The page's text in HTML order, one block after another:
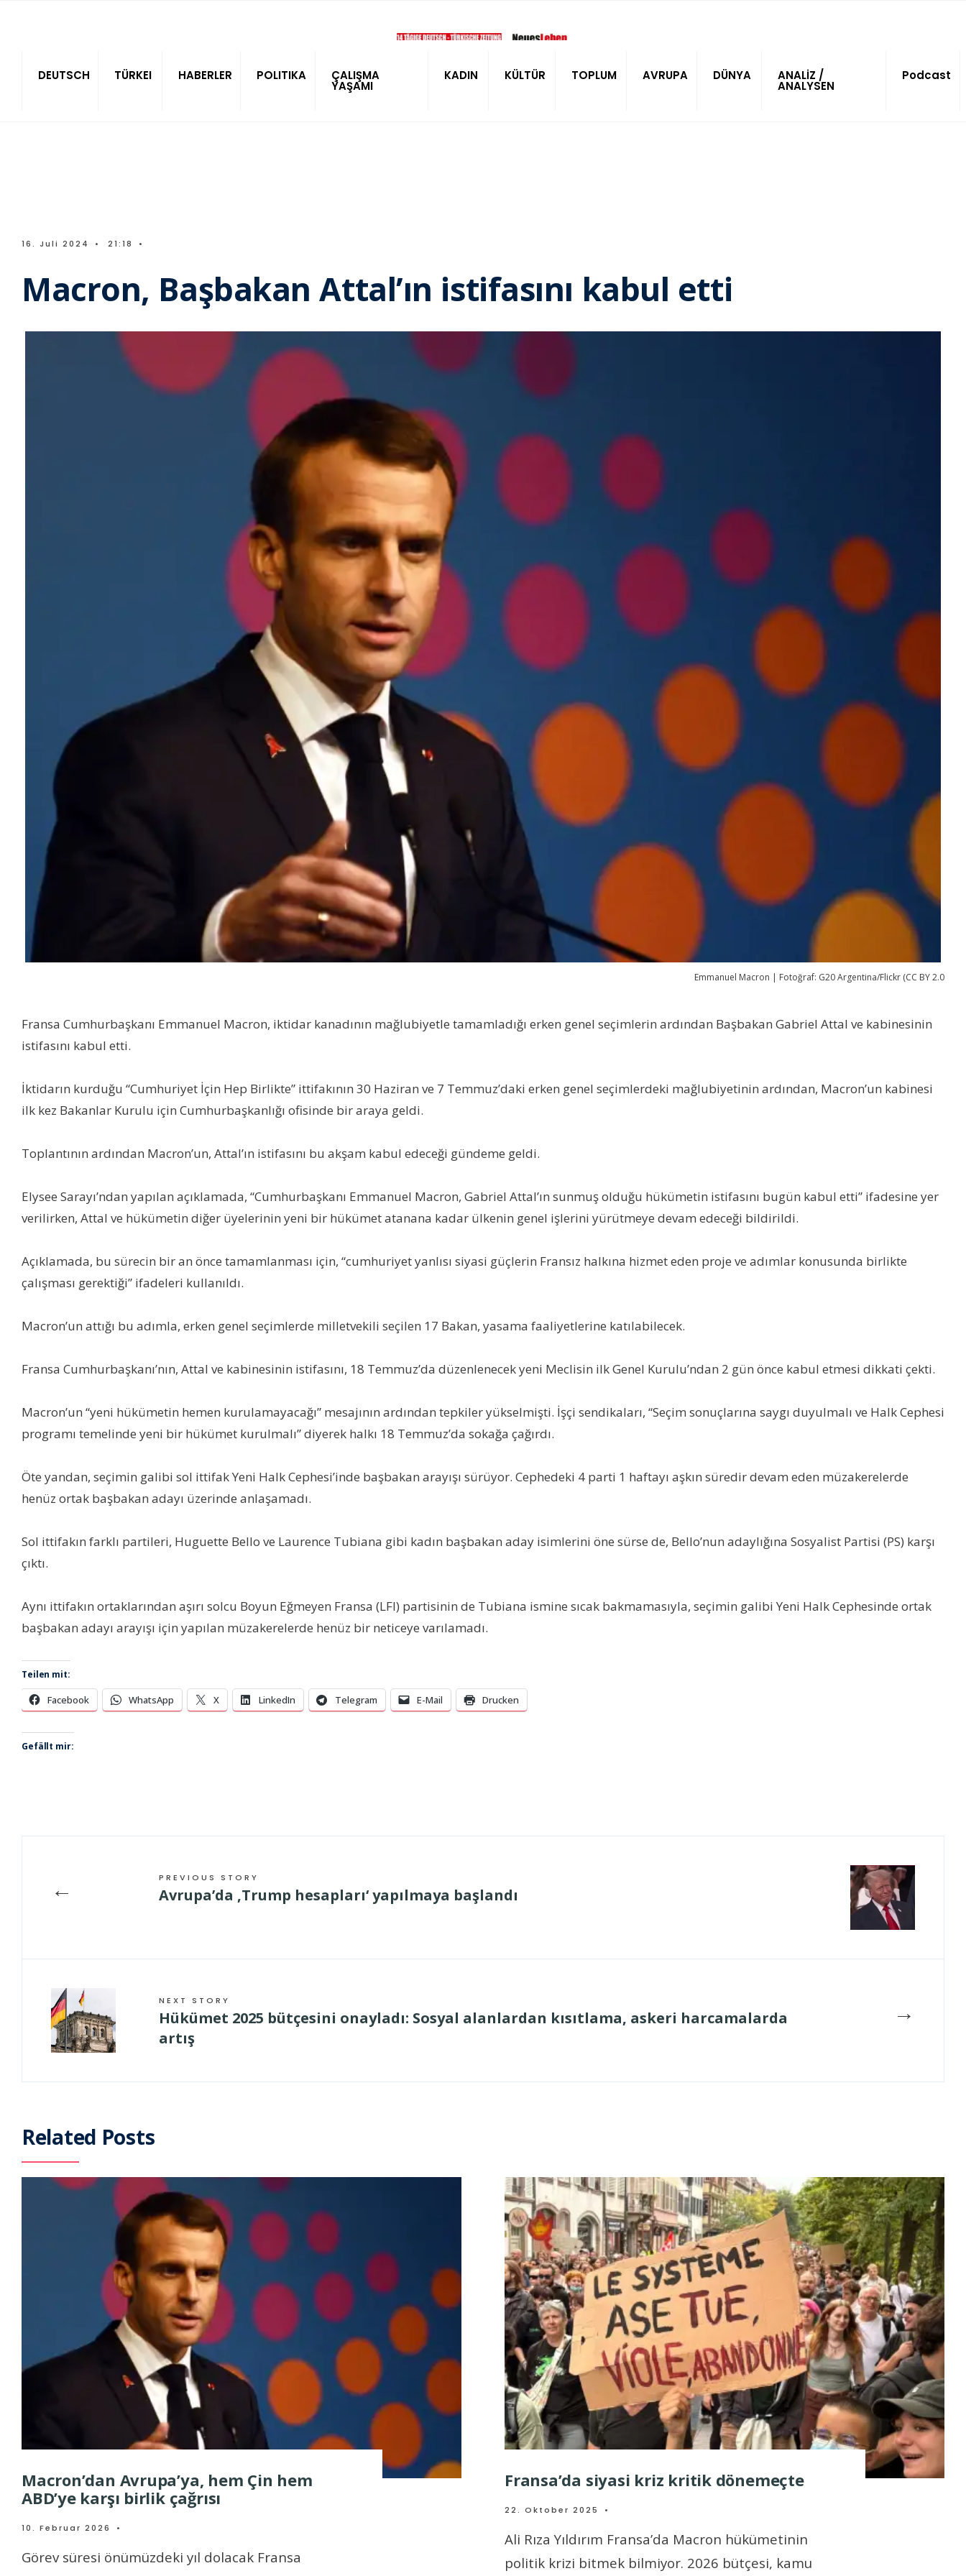
DEUTSCH TÜRKEI HABERLER POLITIKA ÇALIŞMA
YAŞAMI
KADIN KÜLTÜR TOPLUM AVRUPA DÜNYA ANALİZ /
ANALYSEN
Podcast
16. Juli 2024 • 21:18 •
Macron, Başbakan Attal’ın istifasını kabul etti
Emmanuel Macron | Fotoğraf: G20 Argentina/Flickr (CC BY 2.0
Fransa Cumhurbaşkanı Emmanuel Macron, iktidar kanadının mağlubiyetle tamamladığı erken genel seçimlerin ardından Başbakan Gabriel Attal ve kabinesinin
istifasını kabul etti.
İktidarın kurduğu “Cumhuriyet İçin Hep Birlikte” ittifakının 30 Haziran ve 7 Temmuz’daki erken genel seçimlerdeki mağlubiyetinin ardından, Macron’un kabinesi
ilk kez Bakanlar Kurulu için Cumhurbaşkanlığı ofisinde bir araya geldi.
Toplantının ardından Macron’un, Attal’ın istifasını bu akşam kabul edeceği gündeme geldi.
Elysee Sarayı’ndan yapılan açıklamada, “Cumhurbaşkanı Emmanuel Macron, Gabriel Attal’ın sunmuş olduğu hükümetin istifasını bugün kabul etti” ifadesine yer
verilirken, Attal ve hükümetin diğer üyelerinin yeni bir hükümet atanana kadar ülkenin genel işlerini yürütmeye devam edeceği bildirildi.
Açıklamada, bu sürecin bir an önce tamamlanması için, “cumhuriyet yanlısı siyasi güçlerin Fransız halkına hizmet eden proje ve adımlar konusunda birlikte
çalışması gerektiği” ifadeleri kullanıldı.
Macron’un attığı bu adımla, erken genel seçimlerde milletvekili seçilen 17 Bakan, yasama faaliyetlerine katılabilecek.
Fransa Cumhurbaşkanı’nın, Attal ve kabinesinin istifasını, 18 Temmuz’da düzenlenecek yeni Meclisin ilk Genel Kurulu’ndan 2 gün önce kabul etmesi dikkati çekti.
Macron’un “yeni hükümetin hemen kurulamayacağı” mesajının ardından tepkiler yükselmişti. İşçi sendikaları, “Seçim sonuçlarına saygı duyulmalı ve Halk Cephesi
programı temelinde yeni bir hükümet kurulmalı” diyerek halkı 18 Temmuz’da sokağa çağırdı.
Öte yandan, seçimin galibi sol ittifak Yeni Halk Cephesi’inde başbakan arayışı sürüyor. Cephedeki 4 parti 1 haftayı aşkın süredir devam eden müzakerelerde
henüz ortak başbakan adayı üzerinde anlaşamadı.
Sol ittifakın farklı partileri, Huguette Bello ve Laurence Tubiana gibi kadın başbakan aday isimlerini öne sürse de, Bello’nun adaylığına Sosyalist Partisi (PS) karşı
çıktı.
Aynı ittifakın ortaklarından aşırı solcu Boyun Eğmeyen Fransa (LFI) partisinin de Tubiana ismine sıcak bakmamasıyla, seçimin galibi Yeni Halk Cephesinde ortak
başbakan adayı arayışı için yapılan müzakerelerde henüz bir neticeye varılamadı.
Teilen mit:
Facebook WhatsApp X LinkedIn Telegram E-Mail Drucken
Gefällt mir:
← PREVIOUS STORY
Avrupa’da ‚Trump hesapları‘ yapılmaya başlandı
→
NEXT STORY
Hükümet 2025 bütçesini onayladı: Sosyal alanlardan kısıtlama, askeri harcamalarda
artış
Related Posts
Macron’dan Avrupa’ya, hem Çin hem
ABD’ye karşı birlik çağrısı
10. Februar 2026 •
Görev süresi önümüzdeki yıl dolacak Fransa
Fransa’da siyasi kriz kritik dönemeçte
22. Oktober 2025 •
Ali Rıza Yıldırım Fransa’da Macron hükümetinin
politik krizi bitmek bilmiyor. 2026 bütçesi, kamu